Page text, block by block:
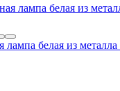
лампа белая из